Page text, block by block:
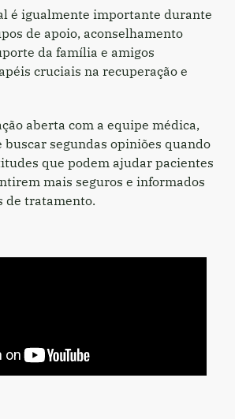
é igualmente importante durante
de apoio, aconselhamento
da família e amigos
cruciais na recuperação e
aberta com a equipe médica,
buscar segundas opiniões quando
que podem ajudar pacientes
mais seguros e informados
de tratamento.